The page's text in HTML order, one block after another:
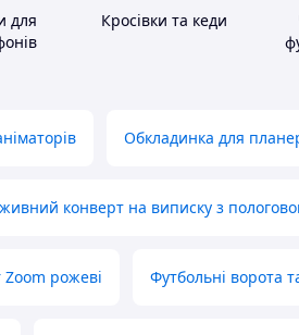
для
Кросівки та кеди
Обкладинка для
конверт на виписку з
рожеві Футбольні ворота